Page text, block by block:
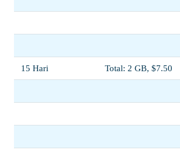
15 Hari Total: 2 GB, $7.50